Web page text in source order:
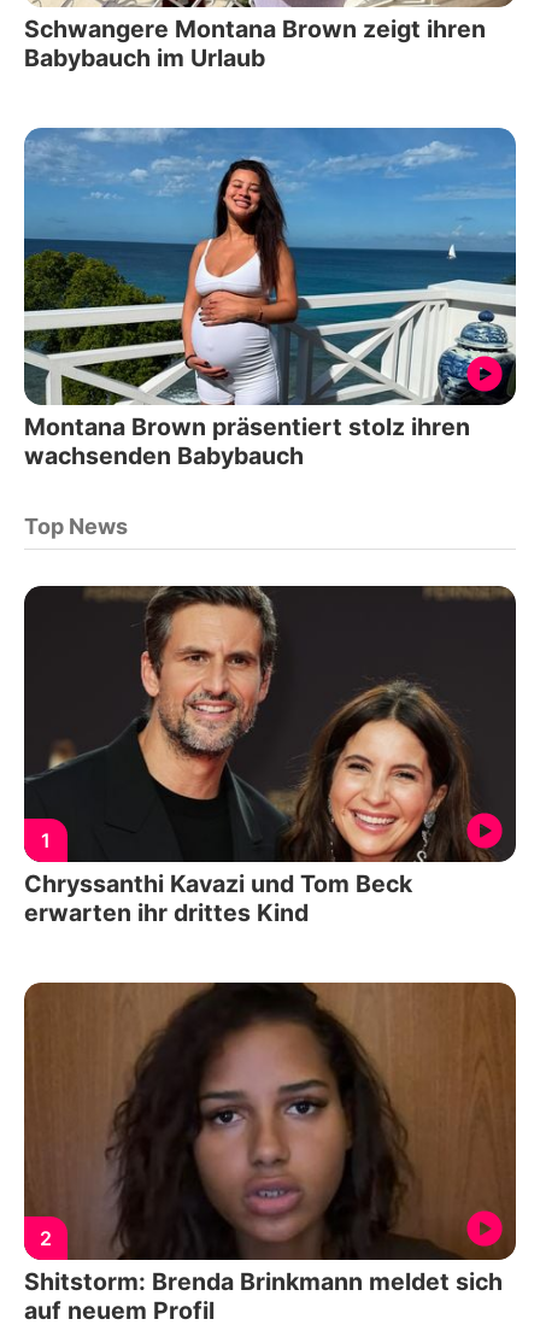
Schwangere Montana Brown zeigt ihren
Babybauch im Urlaub
Montana Brown präsentiert stolz ihren
wachsenden Babybauch
Top News
1
Chryssanthi Kavazi und Tom Beck
erwarten ihr drittes Kind
2
Shitstorm: Brenda Brinkmann meldet sich
auf neuem Profil